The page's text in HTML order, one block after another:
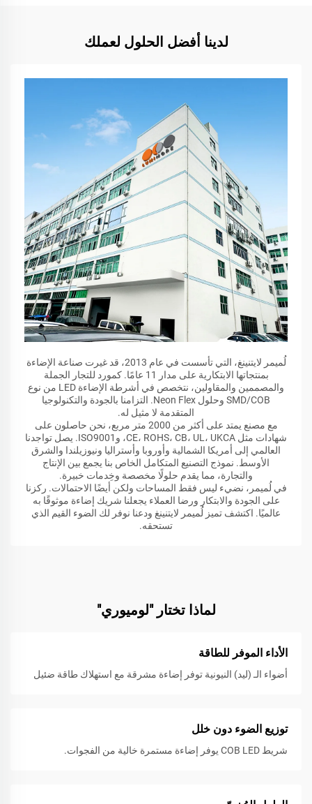
لدينا أفضل الحلول لعملك
لُميمر لايتنينغ، التي تأسست في عام 2013، قد غيرت صناعة الإضاءة
بمنتجاتها الابتكارية على مدار 11 عامًا. كمورد للتجار الجملة
والمصممين والمقاولين، نتخصص في أشرطة الإضاءة LED من نوع
SMD/COB وحلول Neon Flex. التزامنا بالجودة والتكنولوجيا
المتقدمة لا مثيل له.
مع مصنع يمتد على أكثر من 2000 متر مربع، نحن حاصلون على
شهادات مثل CE، ROHS، CB، UL، UKCA، وISO9001. يصل تواجدنا
العالمي إلى أمريكا الشمالية وأوروبا وأستراليا ونيوزيلندا والشرق
الأوسط. نموذج التصنيع المتكامل الخاص بنا يجمع بين الإنتاج
والتجارة، مما يقدم حلولًا مخصصة وخِدمات خبيرة.
في لُميمر، نضيء ليس فقط المساحات ولكن أيضًا الاحتمالات. ركزنا
على الجودة والابتكار ورضا العملاء يجعلنا شريك إضاءة موثوقًا به
عالميًا. اكتشف تميز لُميمر لايتنينغ ودعنا نوفر لك الضوء القيم الذي
تستحقه.
لماذا تختار "لوميوري"
الأداء الموفر للطاقة
أضواء الـ (ليد) النيونية توفر إضاءة مشرقة مع استهلاك طاقة ضئيل
توزيع الضوء دون خلل
شريط COB LED يوفر إضاءة مستمرة خالية من الفجوات.